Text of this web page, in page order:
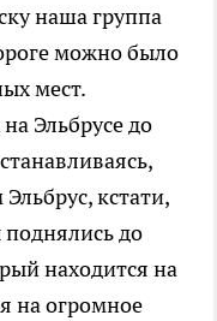
наша группа
можно было
мест.
Эльбрусе до
кстати,
до
находится на
на огромное